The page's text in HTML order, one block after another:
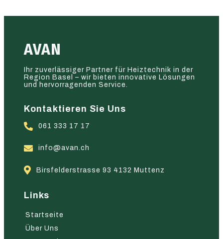
AVAN
Ihr zuverlässiger Partner für Heiztechnik in der
Region Basel – wir bieten innovative Lösungen
und hervorragenden Service.
Kontaktieren Sie Uns
061 333 17 17
info@avan.ch
Birsfelderstrasse 93 4132 Muttenz
Links
Startseite
Über Uns